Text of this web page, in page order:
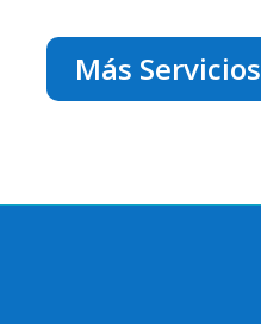
Más Servicios